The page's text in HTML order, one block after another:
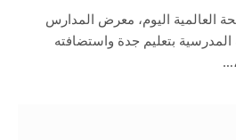
العالمية اليوم، معرض المدارس
بتعليم جدة واستضافته